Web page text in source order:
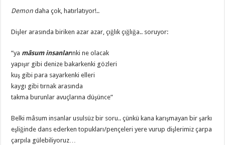
Demon daha çok, hatırlatıyor!..
Dişler arasında biriken azar azar, çığlık çığlığa.. soruyor:
“ya mâsum insanlarınki ne olacak
yapışır gibi denize bakarkenki gözleri
kuş gibi para sayarkenki elleri
kaygı gibi tırnak arasında
takma burunlar avuçlarına düşünce”
Belki mâsum insanlar usulsüz bir soru.. çünkü kana karışmayan bir şarkı
eşliğinde dans ederken topukları/pençeleri yere vurup dişlerimiz çarpa
çarpıla gülebiliyoruz…